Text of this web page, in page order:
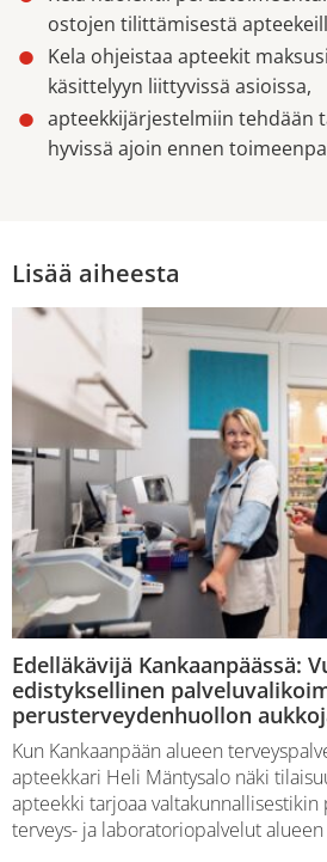
ostojen tilittämisestä
Kela ohjeistaa apteekit
käsittelyyn liittyvissä asioissa,
apteekkijärjestelmiin tehdään
hyvissä ajoin ennen
Lisää aiheesta
Edelläkävijä Kankaanpäässä:
edistyksellinen
perusterveydenhuollon
Kun Kankaanpään alueen
apteekkari Heli Mäntysalo näki
apteekki tarjoaa
terveys- ja laboratoriopalvelut